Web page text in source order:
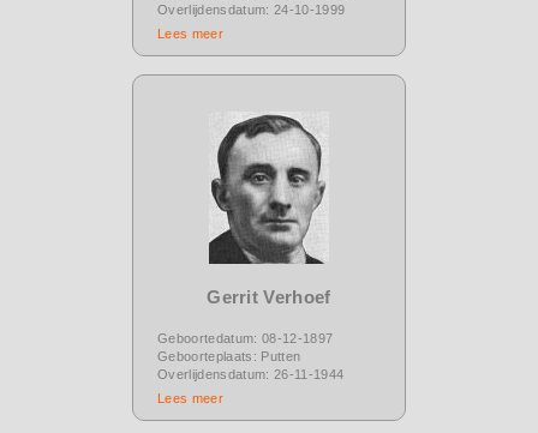
Overlijdensdatum: 24-10-1999
Lees meer
Gerrit Verhoef
Geboortedatum: 08-12-1897
Geboorteplaats: Putten
Overlijdensdatum: 26-11-1944
Lees meer